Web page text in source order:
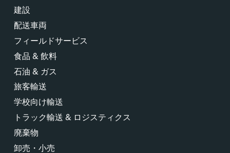
建設
配送車両
フィールドサービス
食品 & 飲料
石油 & ガス
旅客輸送
学校向け輸送
トラック輸送 & ロジスティクス
廃棄物
卸売・小売